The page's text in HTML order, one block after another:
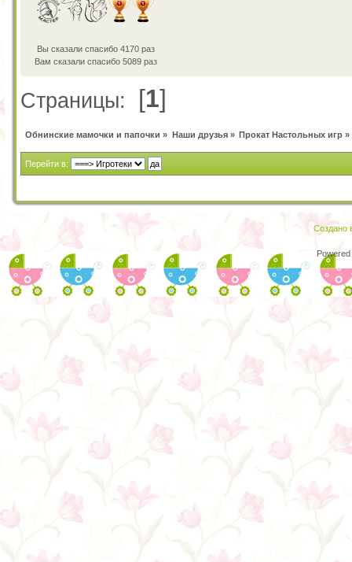
Вы сказали спасибо 4170 раз
Вам сказали спасибо 5089 раз
Страницы: [1]
Обнинские мамочки и папочки » Наши друзья» Прокат Настольных игр»
Перейти в:
Создано